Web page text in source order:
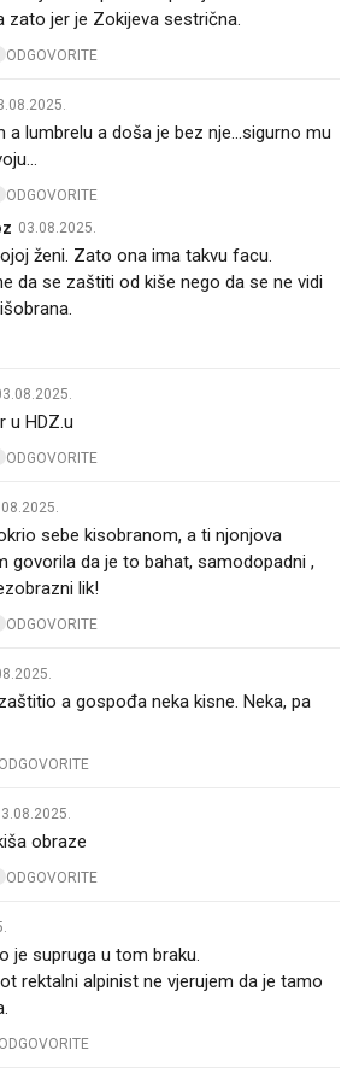
zato jer je Zokijeva sestrična.
ODGOVORITE
a lumbrelu a doša je bez nje...sigurno mu
ODGOVORITE
03.08.2025.
ženi. Zato ona ima takvu facu.
da se zaštiti od kiše nego da se ne vidi
u HDZ.u 😄
ODGOVORITE
sebe kisobranom, a ti njonjova
govorila da je to bahat, samodopadni ,
lik!
ODGOVORITE
a gospođa neka kisne. Neka, pa
ODGOVORITE
obraze
ODGOVORITE
je supruga u tom braku.
rektalni alpinist ne vjerujem da je tamo
ODGOVORITE